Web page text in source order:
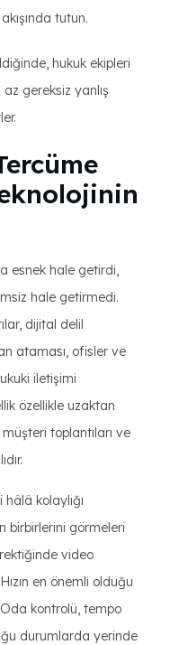
tutun.
hukuk ekipleri
gereksiz yanlış
esnek hale getirdi,
hale getirmedi.
dijital delil
ataması, ofisler ve
iletişimi
özellikle uzaktan
toplantıları ve
kolaylığı
birbirlerini görmeleri
video
en önemli olduğu
kontrolü, tempo
durumlarda yerinde